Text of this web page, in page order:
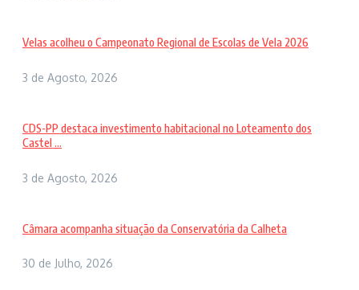
Velas acolheu o Campeonato Regional de Escolas de Vela 2026
3 de Agosto, 2026
CDS-PP destaca investimento habitacional no Loteamento dos
Castel ...
3 de Agosto, 2026
Câmara acompanha situação da Conservatória da Calheta
30 de Julho, 2026